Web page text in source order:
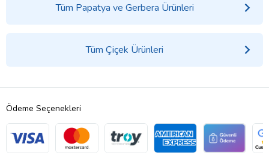
Tüm Papatya ve Gerbera Ürünleri
Tüm Çiçek Ürünleri
Ödeme Seçenekleri